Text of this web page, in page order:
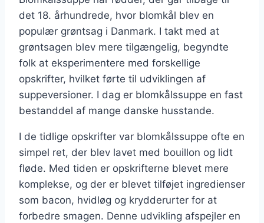
det 18. århundrede, hvor blomkål blev en
populær grøntsag i Danmark. I takt med at
grøntsagen blev mere tilgængelig, begyndte
folk at eksperimentere med forskellige
opskrifter, hvilket førte til udviklingen af
suppeversioner. I dag er blomkålssuppe en fast
bestanddel af mange danske husstande.
I de tidlige opskrifter var blomkålssuppe ofte en
simpel ret, der blev lavet med bouillon og lidt
fløde. Med tiden er opskrifterne blevet mere
komplekse, og der er blevet tilføjet ingredienser
som bacon, hvidløg og krydderurter for at
forbedre smagen. Denne udvikling afspejler en